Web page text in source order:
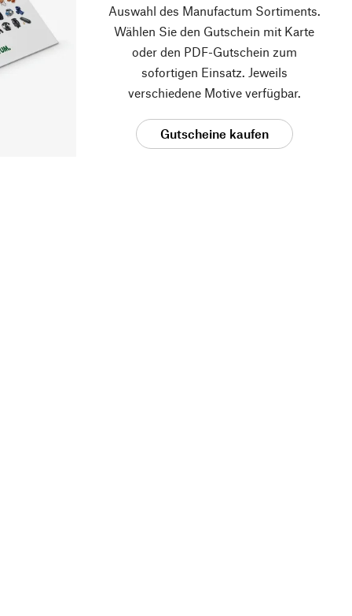
Auswahl des Manufactum Sortiments.
Wählen Sie den Gutschein mit Karte
oder den PDF-Gutschein zum
sofortigen Einsatz. Jeweils
verschiedene Motive verfügbar.
Gutscheine kaufen